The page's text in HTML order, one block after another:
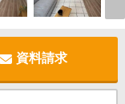
資料請求